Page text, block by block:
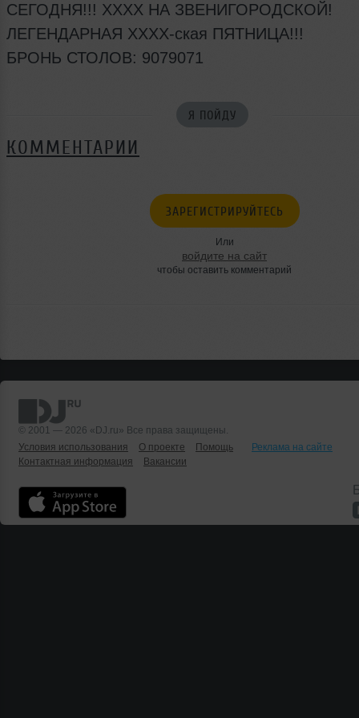
СЕГОДНЯ!!! ХХХХ НА ЗВЕНИГОРОДСКОЙ!
ЛЕГЕНДАРНАЯ ХХХХ-ская ПЯТНИЦА!!!
БРОНЬ СТОЛОВ: 9079071
Я ПОЙДУ
КОММЕНТАРИИ
ЗАРЕГИСТРИРУЙТЕСЬ
Или
войдите на сайт
чтобы оставить комментарий
© 2001 — 2026 «DJ.ru» Все права защищены.
Условия использования
О проекте Помощь
Реклама на сайте
Контактная информация
Вакансии